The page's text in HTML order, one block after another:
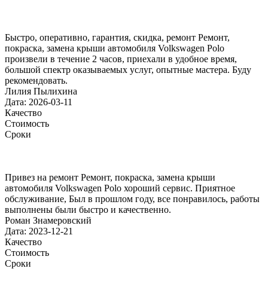
Быстро, оперативно, гарантия, скидка, ремонт Ремонт,
покраска, замена крыши автомобиля Volkswagen Polo
произвели в течение 2 часов, приехали в удобное время,
большой спектр оказываемых услуг, опытные мастера. Буду
рекомендовать.
Лилия Пылихина
Дата: 2026-03-11
Качество
Стоимость
Сроки
Привез на ремонт Ремонт, покраска, замена крыши
автомобиля Volkswagen Polo хороший сервис. Приятное
обслуживание, Был в прошлом году, все понравилось, работы
выполнены были быстро и качественно.
Роман Знамеровский
Дата: 2023-12-21
Качество
Стоимость
Сроки